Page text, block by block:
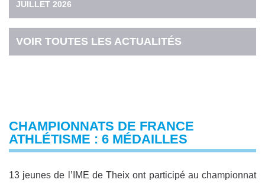
JUILLET 2026
VOIR TOUTES LES ACTUALITÉS
CHAMPIONNATS DE FRANCE
ATHLÉTISME : 6 MÉDAILLES
13 jeunes de l’IME de Theix ont participé au championnat